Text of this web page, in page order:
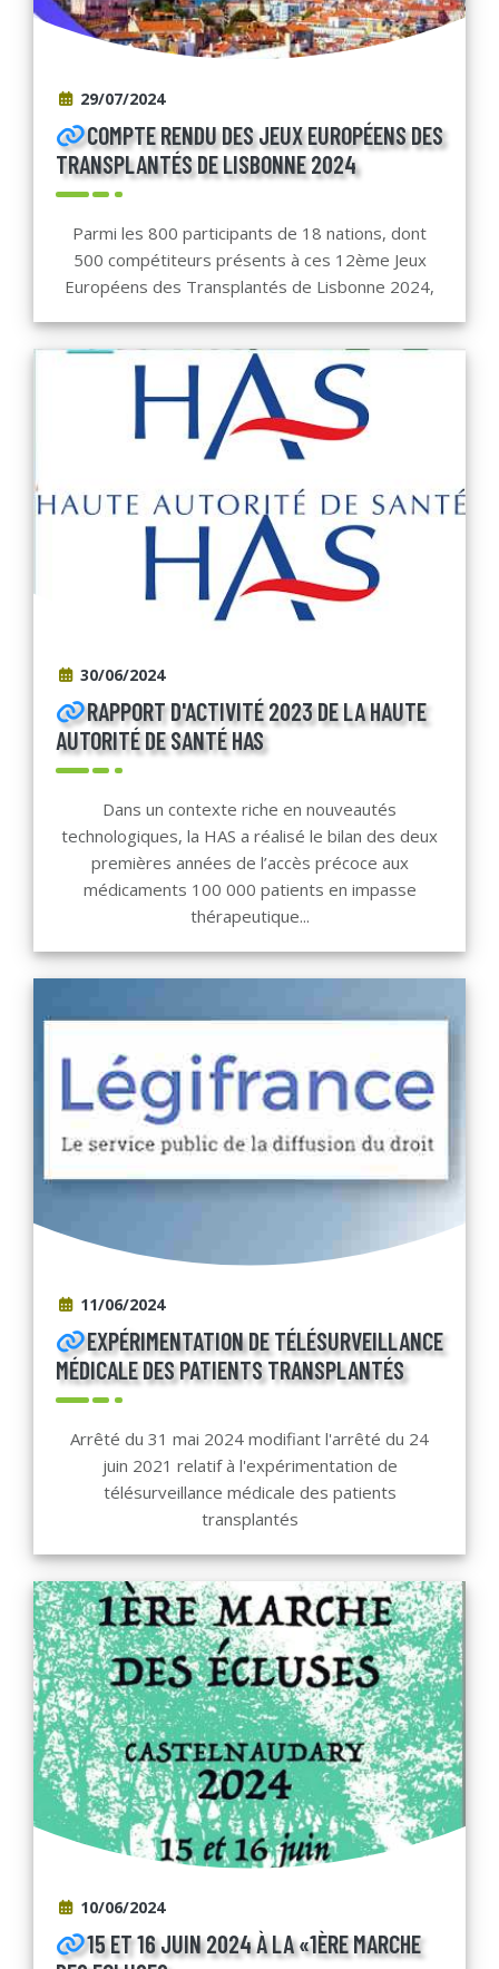
29/07/2024
COMPTE RENDU DES JEUX EUROPÉENS DES
TRANSPLANTÉS DE LISBONNE 2024
Parmi les 800 participants de 18 nations, dont
500 compétiteurs présents à ces 12ème Jeux
Européens des Transplantés de Lisbonne 2024,
30/06/2024
RAPPORT D'ACTIVITÉ 2023 DE LA HAUTE
AUTORITÉ DE SANTÉ HAS
Dans un contexte riche en nouveautés
technologiques, la HAS a réalisé le bilan des deux
premières années de l’accès précoce aux
médicaments 100 000 patients en impasse
thérapeutique...
11/06/2024
EXPÉRIMENTATION DE TÉLÉSURVEILLANCE
MÉDICALE DES PATIENTS TRANSPLANTÉS
Arrêté du 31 mai 2024 modifiant l'arrêté du 24
juin 2021 relatif à l'expérimentation de
télésurveillance médicale des patients
transplantés
10/06/2024
15 ET 16 JUIN 2024 À LA «1ÈRE MARCHE